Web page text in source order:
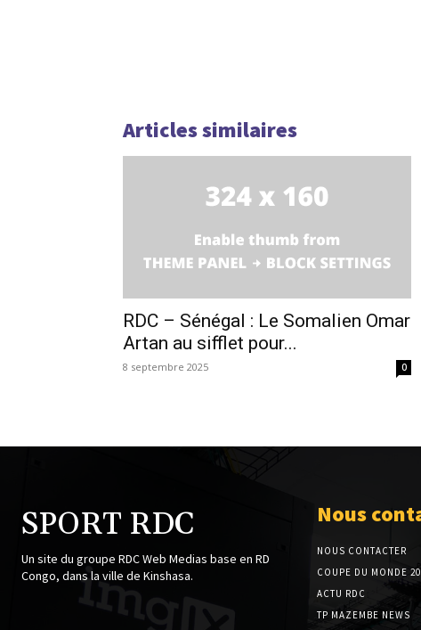
Articles similaires
RDC – Sénégal : Le Somalien Omar
Artan au sifflet pour...
8 septembre 2025 0
SPORT RDC
Un site du groupe RDC Web Medias base en RD
Congo, dans la ville de Kinshasa.
Nous
NOUS CONTACTER
COUPE DU MONDE
ACTU RDC
TP MAZEMBE NEWS